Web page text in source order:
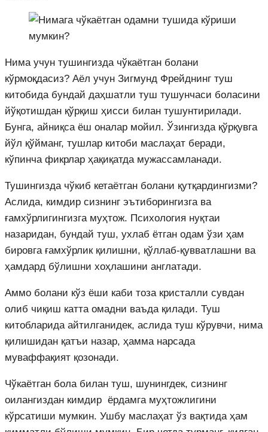
Нима учун тушингизда чўкаётган болани
кўрмоқдасиз? Аёл учун Зигмунд Фрейднинг туш
китобида бундай даҳшатли туш тушунчаси боласини
йўқотишдан қўрқиш ҳисси билан тушунтирилади.
Бунга, айниқса ёш оналар мойил. Ўзингизда қўрқувга
йўл қўйманг, тушлар китоби маслаҳат беради,
кўпинча фикрлар ҳақиқатда мужассамланади.
Тушингизда чўкиб кетаётган болани қутқардингизми?
Аслида, кимдир сизнинг эътиборингизга ва
ғамхўрлигингизга муҳтож. Психология нуқтаи
назаридан, бундай туш, ухлаб ётган одам ўзи ҳам
бировга ғамхўрлик қилишни, қўллаб-қувватлашни ва
ҳамдард бўлишни хоҳлашини англатади.
Аммо болани кўз ёши каби тоза кристалли сувдан
олиб чиқиш катта омадни ваъда қилади. Туш
китобларида айтилганидек, аслида туш кўрувчи, нима
қилишидан қатъи назар, ҳамма нарсада
муваффақият қозонади.
Чўкаётган бола билан туш, шунингдек, сизнинг
оилангиздан кимдир ёрдамга муҳтожлигини
кўрсатиши мумкин. Ушбу маслаҳат ўз вақтида ҳам